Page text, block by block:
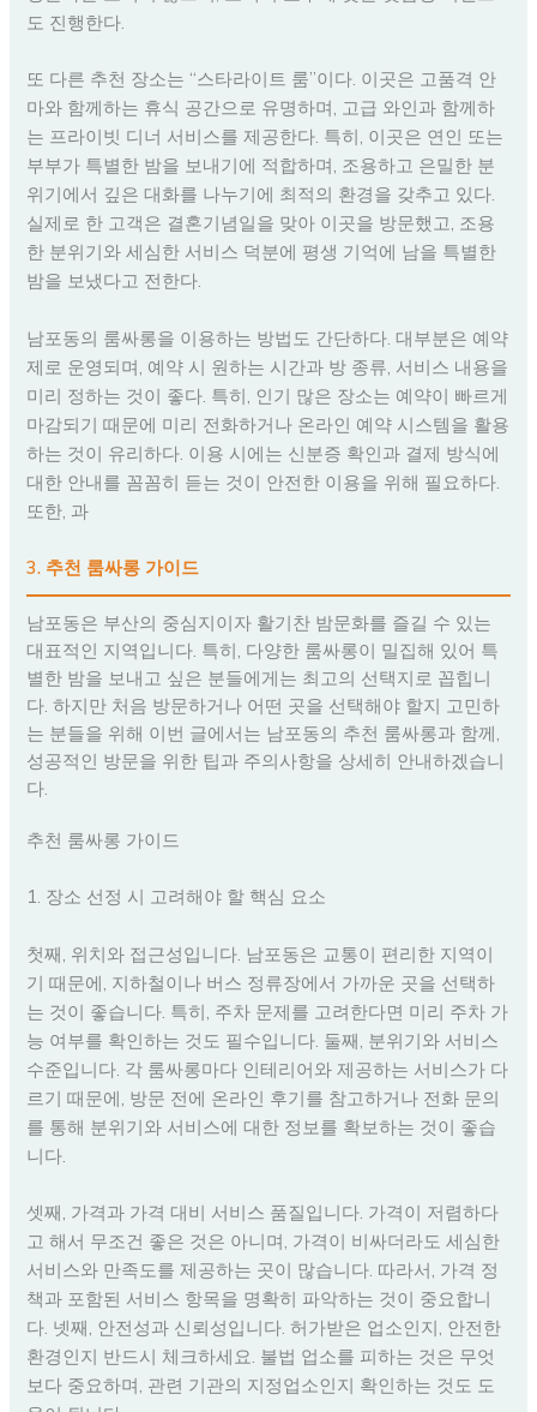
도 진행한다.
또 다른 추천 장소는 “스타라이트 룸”이다. 이곳은 고품격 안
마와 함께하는 휴식 공간으로 유명하며, 고급 와인과 함께하
는 프라이빗 디너 서비스를 제공한다. 특히, 이곳은 연인 또는
부부가 특별한 밤을 보내기에 적합하며, 조용하고 은밀한 분
위기에서 깊은 대화를 나누기에 최적의 환경을 갖추고 있다.
실제로 한 고객은 결혼기념일을 맞아 이곳을 방문했고, 조용
한 분위기와 세심한 서비스 덕분에 평생 기억에 남을 특별한
밤을 보냈다고 전한다.
남포동의 룸싸롱을 이용하는 방법도 간단하다. 대부분은 예약
제로 운영되며, 예약 시 원하는 시간과 방 종류, 서비스 내용을
미리 정하는 것이 좋다. 특히, 인기 많은 장소는 예약이 빠르게
마감되기 때문에 미리 전화하거나 온라인 예약 시스템을 활용
하는 것이 유리하다. 이용 시에는 신분증 확인과 결제 방식에
대한 안내를 꼼꼼히 듣는 것이 안전한 이용을 위해 필요하다.
또한, 과
3. 추천 룸싸롱 가이드
남포동은 부산의 중심지이자 활기찬 밤문화를 즐길 수 있는
대표적인 지역입니다. 특히, 다양한 룸싸롱이 밀집해 있어 특
별한 밤을 보내고 싶은 분들에게는 최고의 선택지로 꼽힙니
다. 하지만 처음 방문하거나 어떤 곳을 선택해야 할지 고민하
는 분들을 위해 이번 글에서는 남포동의 추천 룸싸롱과 함께,
성공적인 방문을 위한 팁과 주의사항을 상세히 안내하겠습니
다.
추천 룸싸롱 가이드
1. 장소 선정 시 고려해야 할 핵심 요소
첫째, 위치와 접근성입니다. 남포동은 교통이 편리한 지역이
기 때문에, 지하철이나 버스 정류장에서 가까운 곳을 선택하
는 것이 좋습니다. 특히, 주차 문제를 고려한다면 미리 주차 가
능 여부를 확인하는 것도 필수입니다. 둘째, 분위기와 서비스
수준입니다. 각 룸싸롱마다 인테리어와 제공하는 서비스가 다
르기 때문에, 방문 전에 온라인 후기를 참고하거나 전화 문의
를 통해 분위기와 서비스에 대한 정보를 확보하는 것이 좋습
니다.
셋째, 가격과 가격 대비 서비스 품질입니다. 가격이 저렴하다
고 해서 무조건 좋은 것은 아니며, 가격이 비싸더라도 세심한
서비스와 만족도를 제공하는 곳이 많습니다. 따라서, 가격 정
책과 포함된 서비스 항목을 명확히 파악하는 것이 중요합니
다. 넷째, 안전성과 신뢰성입니다. 허가받은 업소인지, 안전한
환경인지 반드시 체크하세요. 불법 업소를 피하는 것은 무엇
보다 중요하며, 관련 기관의 지정업소인지 확인하는 것도 도